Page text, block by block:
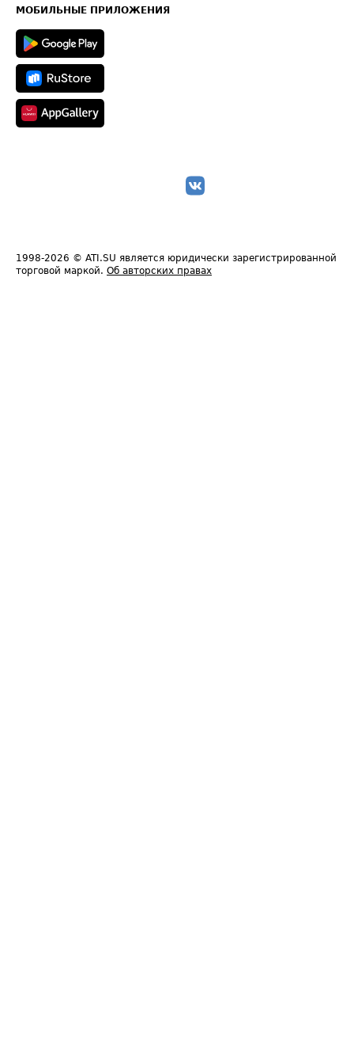
Техническая информация
МОБИЛЬНЫЕ ПРИЛОЖЕНИЯ
1998-2026 © ATI.SU является юридически зарегистрированной
торговой маркой. Об авторских правах